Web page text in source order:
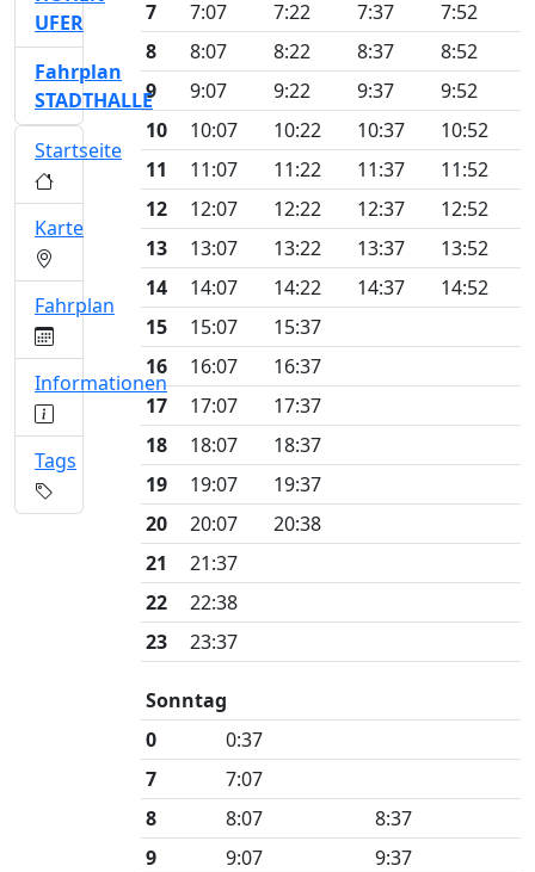
7
7:07 7:22 7:37
7:52
8
8:07 8:22 8:37
8:52
9
9:07 9:22 9:37
9:52
10
10:07 10:22 10:37
10:52
11
11:07 11:22 11:37
11:52
12
12:07 12:22 12:37
12:52
13
13:07 13:22 13:37
13:52
14
14:07 14:22 14:37
14:52
15
15:07
15:37
16
16:07
16:37
17
17:07
17:37
18
18:07
18:37
19
19:07
19:37
20
20:07
20:38
21
21:37
22
22:38
23
23:37
Sonntag
0
0:37
7
7:07
8
8:07
8:37
9
9:07
9:37
UFER
Fahrplan
STADTHALLE
Startseite
Karte
Fahrplan
Informationen
Tags